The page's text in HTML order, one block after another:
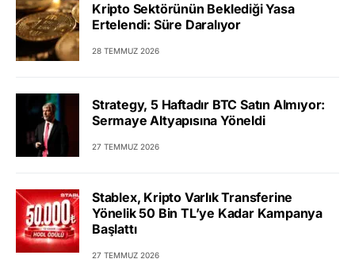
Kripto Sektörünün Beklediği Yasa
Ertelendi: Süre Daralıyor
28 TEMMUZ 2026
Strategy, 5 Haftadır BTC Satın Almıyor:
Sermaye Altyapısına Yöneldi
27 TEMMUZ 2026
Stablex, Kripto Varlık Transferine
Yönelik 50 Bin TL’ye Kadar Kampanya
Başlattı
27 TEMMUZ 2026